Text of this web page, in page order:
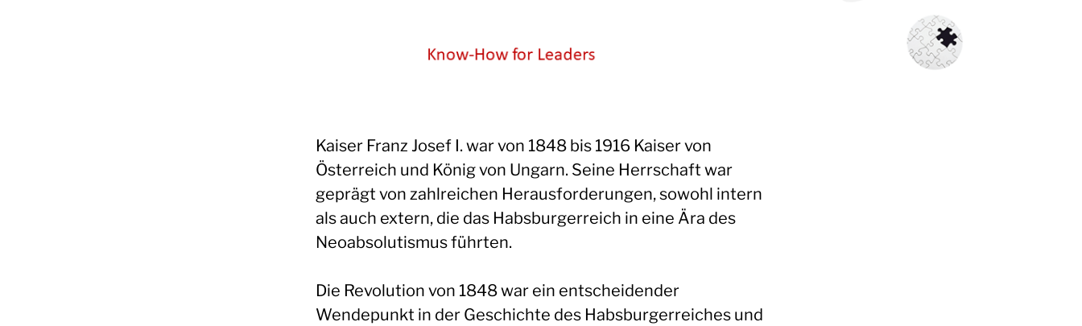
Kaiser Franz Josef I. war von 1848 bis 1916 Kaiser von
Österreich und König von Ungarn. Seine Herrschaft war
geprägt von zahlreichen Herausforderungen, sowohl intern
als auch extern, die das Habsburgerreich in eine Ära des
Neoabsolutismus führten.
Die Revolution von 1848 war ein entscheidender
Wendepunkt in der Geschichte des Habsburgerreiches und